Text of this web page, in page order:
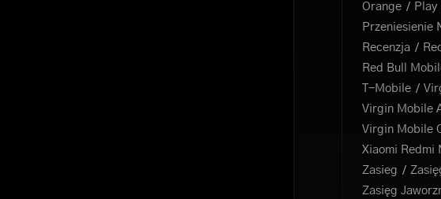
Orange
Play
Przeniesienie
Recenzja
Red Bull
T-Mobile
Virgin Mobile
Virgin Mobile
Xiaomi Redmi
Zasieg
Zasięg